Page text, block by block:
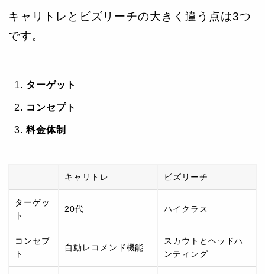
キャリトレとビズリーチの大きく違う点は3つ
です。
ターゲット
コンセプト
料金体制
キャリトレ ビズリーチ
ターゲッ
ト
20代 ハイクラス
コンセプ
ト
自動レコメンド機能
スカウトとヘッドハ
ンティング